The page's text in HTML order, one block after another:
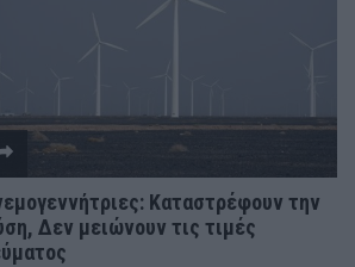
Καταστρέφουν την
Δεν μειώνουν τις τιμές